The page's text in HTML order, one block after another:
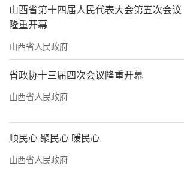
山西省第十四届人民代表大会第五次会议
隆重开幕
山西省人民政府
省政协十三届四次会议隆重开幕
山西省人民政府
顺民心 聚民心 暖民心
山西省人民政府